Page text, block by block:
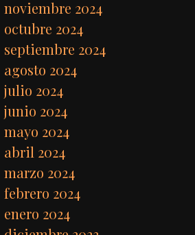
noviembre 2024
octubre 2024
septiembre 2024
agosto 2024
julio 2024
junio 2024
mayo 2024
abril 2024
marzo 2024
febrero 2024
enero 2024